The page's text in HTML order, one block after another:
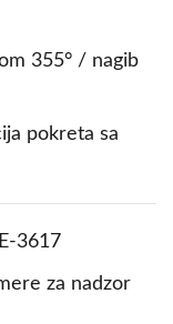
355° / nagib
pokreta sa
3617
za nadzor